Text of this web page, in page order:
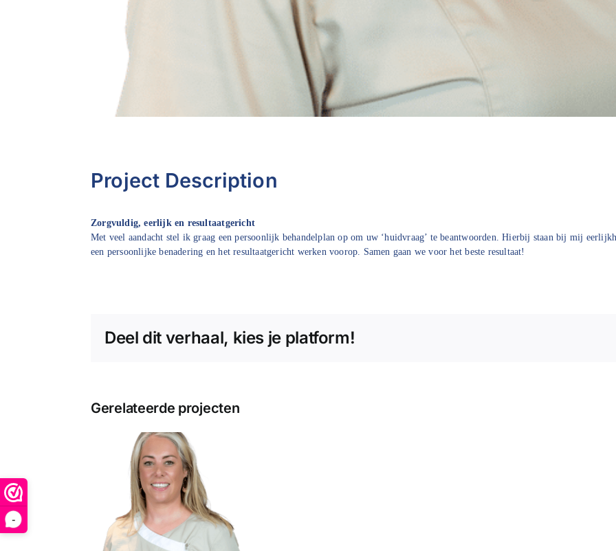
-
Project Description
Zorgvuldig, eerlijk en resultaatgericht
Met veel aandacht stel ik graag een persoonlijk behandelplan op om uw ‘huidvraag’ te beantwoorden. Hierbij staan bij mij
een persoonlijke benadering en het resultaatgericht werken voorop. Samen gaan we voor het beste resultaat!
Deel dit verhaal, kies je platform!
Gerelateerde projecten